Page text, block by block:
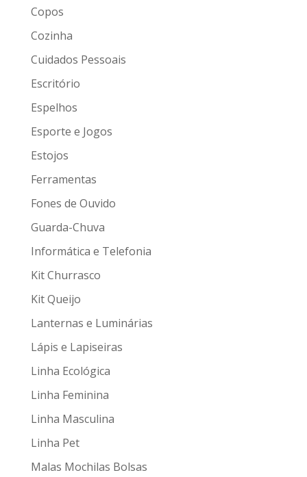
Copos
Cozinha
Cuidados Pessoais
Escritório
Espelhos
Esporte e Jogos
Estojos
Ferramentas
Fones de Ouvido
Guarda-Chuva
Informática e Telefonia
Kit Churrasco
Kit Queijo
Lanternas e Luminárias
Lápis e Lapiseiras
Linha Ecológica
Linha Feminina
Linha Masculina
Linha Pet
Malas Mochilas Bolsas